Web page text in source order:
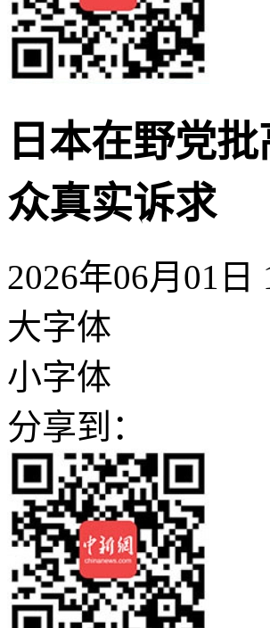
日本在野党
众真实诉求
2026年06月01
大字体
小字体
分享到：